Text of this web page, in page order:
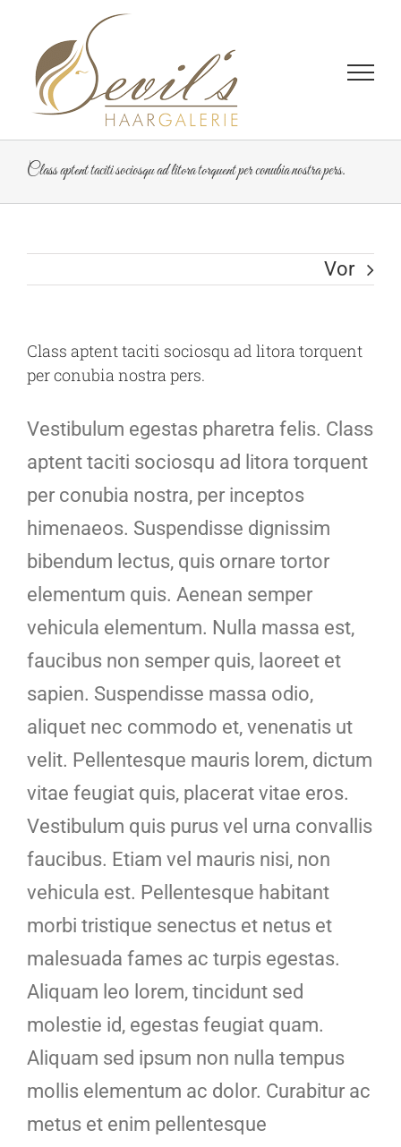
Inhalt
springen
Class aptent taciti sociosqu ad litora torquent per conubia nostra pers.
Vor
Class aptent taciti sociosqu ad litora torquent
per conubia nostra pers.
Vestibulum egestas pharetra felis. Class
aptent taciti sociosqu ad litora torquent
per conubia nostra, per inceptos
himenaeos. Suspendisse dignissim
bibendum lectus, quis ornare tortor
elementum quis. Aenean semper
vehicula elementum. Nulla massa est,
faucibus non semper quis, laoreet et
sapien. Suspendisse massa odio,
aliquet nec commodo et, venenatis ut
velit. Pellentesque mauris lorem, dictum
vitae feugiat quis, placerat vitae eros.
Vestibulum quis purus vel urna convallis
faucibus. Etiam vel mauris nisi, non
vehicula est. Pellentesque habitant
morbi tristique senectus et netus et
malesuada fames ac turpis egestas.
Aliquam leo lorem, tincidunt sed
molestie id, egestas feugiat quam.
Aliquam sed ipsum non nulla tempus
mollis elementum ac dolor. Curabitur ac
metus et enim pellentesque